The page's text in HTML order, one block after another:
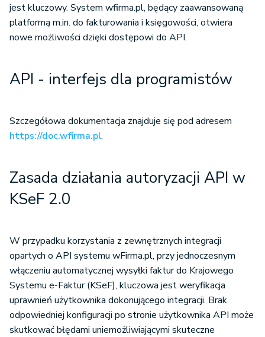
Jak skonfigurować pobieranie przez API numeru KSeF faktur
sprzedaży lub wysyłkę do KSeF?
Obsługa wersji roboczych faktur sprzedaży w systemie
Dodawanie wersji roboczej faktury sprzedaży po API
Pobieranie danych faktury roboczej
Dodatkowe informacje
jest kluczowy. System wfirma.pl, będący zaawansowaną
platformą m.in. do fakturowania i księgowości, otwiera
nowe możliwości dzięki dostępowi do API.
API - interfejs dla programistów
Szczegółowa dokumentacja znajduje się pod adresem
https://doc.wfirma.pl.
Zasada działania autoryzacji API w
KSeF 2.0
W przypadku korzystania z zewnętrznych integracji
opartych o API systemu wFirma.pl, przy jednoczesnym
włączeniu automatycznej wysyłki faktur do Krajowego
Systemu e-Faktur (KSeF), kluczowa jest weryfikacja
uprawnień użytkownika dokonującego integracji. Brak
odpowiedniej konfiguracji po stronie użytkownika API może
skutkować błędami uniemożliwiającymi skuteczne